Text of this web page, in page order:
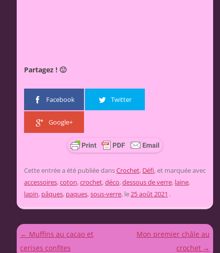
Partagez ! 🙂
Facebook Twitter
Google+
Cette entrée a été publiée dansCrochet, Défi, et marquée avec
accessoires,coton,crochet,déco,dessous de verre, laine,
lapin, pâques, paques,sous-verre, le25 août 2021 .
Navigation
des
← Muffins au cacao et
cerises confites
Mon premier châle au
crochet →